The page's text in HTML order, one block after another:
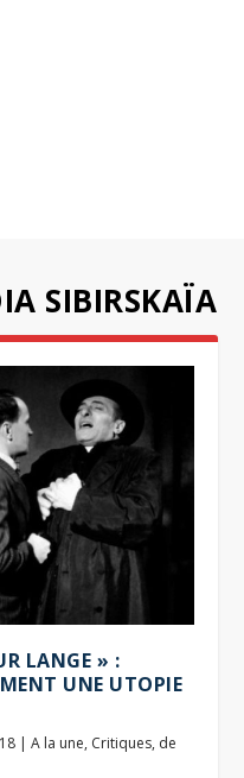
SIBIRSKAÏA
LANGE » :
UNE UTOPIE
|A la une, Critiques, de